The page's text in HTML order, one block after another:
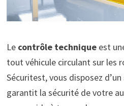
Le contrôle techniqueest
tout véhicule circulant sur les
Sécuritest, vous disposez
garantit la sécurité de votre